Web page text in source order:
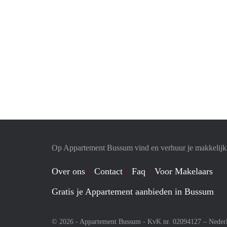
Op Appartement Bussum vind en verhuur je
Over ons Contact Faq
Voor Makelaars
Gratis je Appartement aanbieden in Bussum
© 2026 - Appartement Bussum - KvK nr. 02094127 –